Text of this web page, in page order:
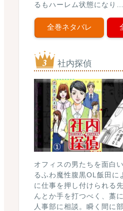
るもハーレム状態になり…
全巻ネタバレ
社内探偵
オフィスの男たちを面白
るふわ魔性腹黒OL飯田に
に仕事を押し付けられる
んとか手を打つべく、藁
人事部に相談。瞬く間に